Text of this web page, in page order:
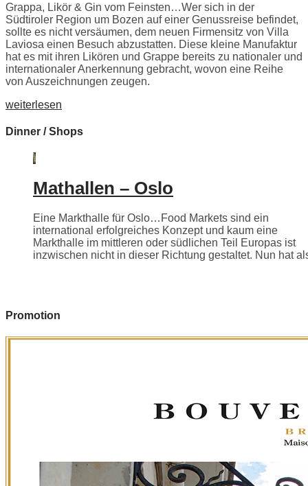
Grappa, Likör & Gin vom Feinsten…Wer sich in der
Südtiroler Region um Bozen auf einer Genussreise befindet,
sollte es nicht versäumen, dem neuen Firmensitz von Villa
Laviosa einen Besuch abzustatten. Diese kleine Manufaktur
hat es mit ihren Likören und Grappe bereits zu nationaler und
internationaler Anerkennung gebracht, wovon eine Reihe
von Auszeichnungen zeugen.
weiterlesen
Dinner / Shops
Mathallen – Oslo
Eine Markthalle für Oslo…Food Markets sind ein
international erfolgreiches Konzept und kaum eine
Markthalle im mittleren oder südlichen Teil Europas ist
inzwischen nicht in dieser Richtung gestaltet. Nun hat
Promotion